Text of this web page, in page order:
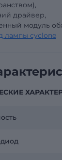
драйвер,
модуль
лампы cyclone